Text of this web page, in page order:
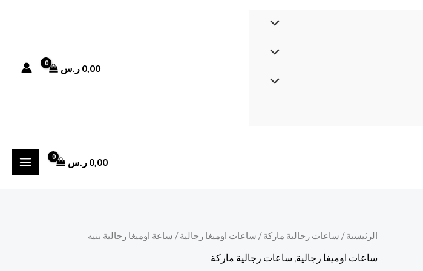
0,00 ر.س
0,00 ر.س
الرئيسية/ ساعات رجالية ماركة/ ساعات اوميغا رجالية/ ساعة اوميغا رجالية بنيه
ساعات اوميغا رجالية ساعات رجالية ماركة
كمية
ساعة